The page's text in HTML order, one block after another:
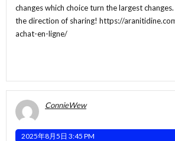
changes which choice turn the largest
the direction of sharing! https://
achat-en-ligne/
ConnieWew
2025年8月5日 3:45 PM